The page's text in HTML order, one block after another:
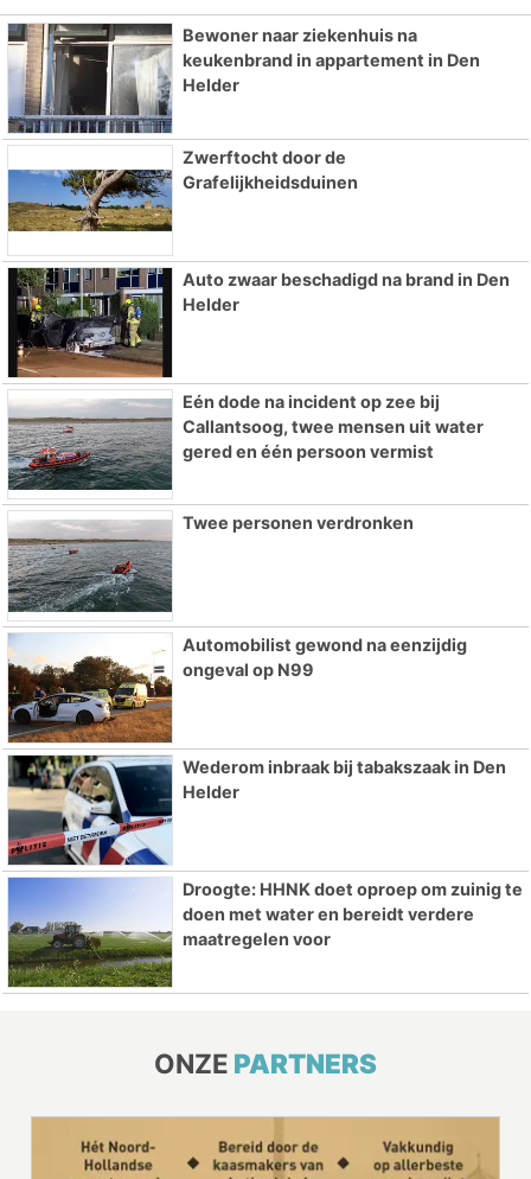
Bewoner naar ziekenhuis na
keukenbrand in appartement in Den
Helder
Zwerftocht door de
Grafelijkheidsduinen
Auto zwaar beschadigd na brand in Den
Helder
Eén dode na incident op zee bij
Callantsoog, twee mensen uit water
gered en één persoon vermist
Twee personen verdronken
Automobilist gewond na eenzijdig
ongeval op N99
Wederom inbraak bij tabakszaak in Den
Helder
Droogte: HHNK doet oproep om zuinig te
doen met water en bereidt verdere
maatregelen voor
ONZE PARTNERS